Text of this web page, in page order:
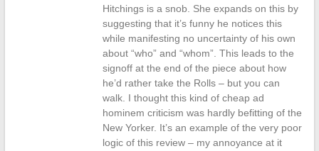
Hitchings is a snob. She expands on this by
suggesting that it’s funny he notices this
while manifesting no uncertainty of his own
about “who” and “whom”. This leads to the
signoff at the end of the piece about how
he’d rather take the Rolls – but you can
walk. I thought this kind of cheap ad
hominem criticism was hardly befitting of the
New Yorker. It’s an example of the very poor
logic of this review – my annoyance at it